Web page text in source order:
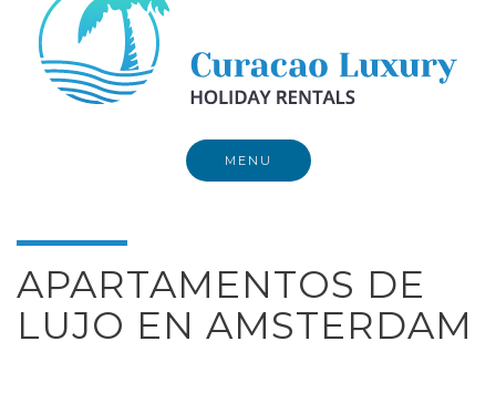
MENU
APARTAMENTOS DE
LUJO EN AMSTERDAM